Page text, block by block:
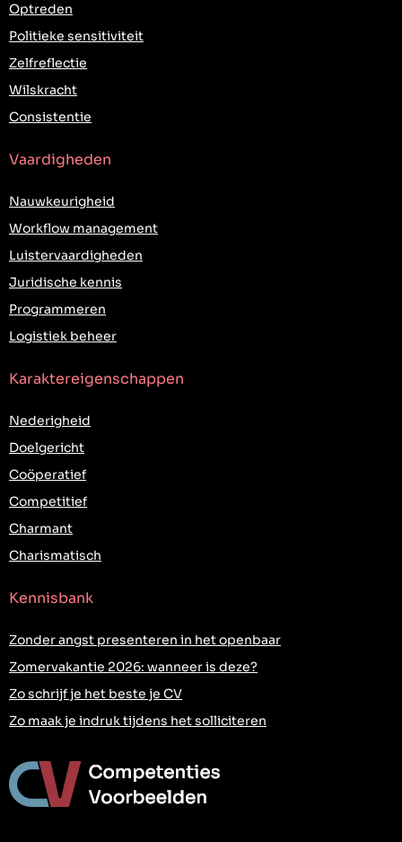
Optreden
Politieke sensitiviteit
Zelfreflectie
Wilskracht
Consistentie
Vaardigheden
Nauwkeurigheid
Workflow management
Luistervaardigheden
Juridische kennis
Programmeren
Logistiek beheer
Karaktereigenschappen
Nederigheid
Doelgericht
Coöperatief
Competitief
Charmant
Charismatisch
Kennisbank
Zonder angst presenteren in het openbaar
Zomervakantie 2026: wanneer is deze?
Zo schrijf je het beste je CV
Zo maak je indruk tijdens het solliciteren